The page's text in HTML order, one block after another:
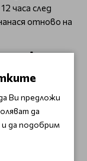
часа след
отново на
Лосион
очите с
и кремове
Ви предложи
да
да подобрим